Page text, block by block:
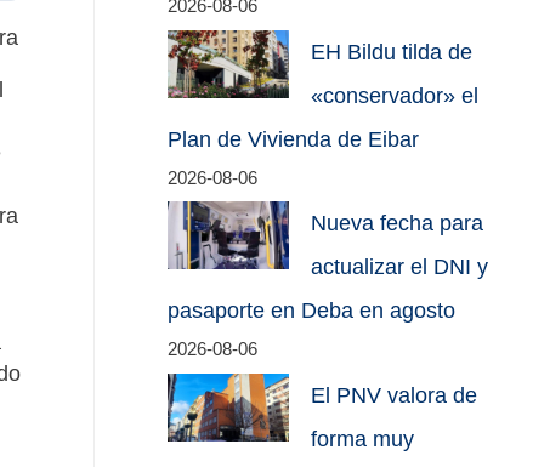
2026-08-06
EH Bildu tilda de
«conservador» el
Plan de Vivienda de Eibar
2026-08-06
Nueva fecha para
actualizar el DNI y
pasaporte en Deba en agosto
2026-08-06
El PNV valora de
forma muy